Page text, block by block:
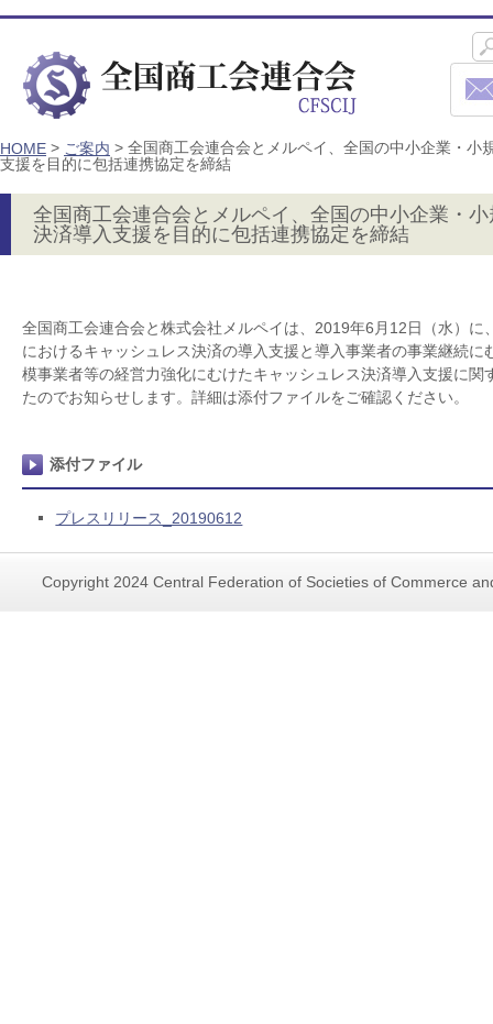
HOME > ご案内 > 全国商工会連合会とメルペイ、全国の中小企業・小
支援を目的に包括連携協定を締結
全国商工会連合会とメルペイ、全国の中小企業・
決済導入支援を目的に包括連携協定を締結
全国商工会連合会と株式会社メルペイは、2019年6月12日（水）に
におけるキャッシュレス決済の導入支援と導入事業者の事業継続
模事業者等の経営力強化にむけたキャッシュレス決済導入支援に関
たのでお知らせします。詳細は添付ファイルをご確認ください。
添付ファイル
プレスリリース_20190612
Copyright 2024 Central Federation of Societies of Commerce